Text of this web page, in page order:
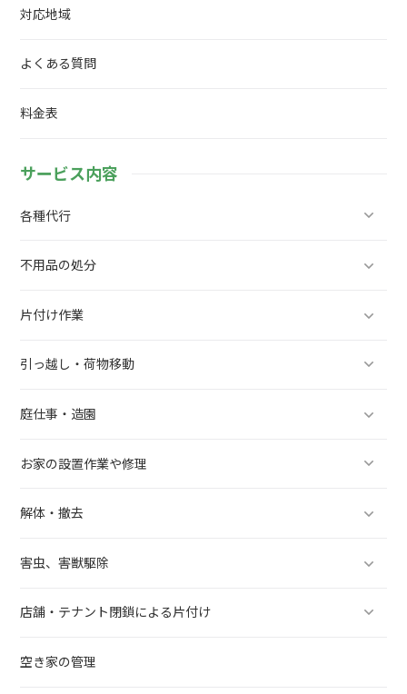
対応地域
よくある質問
料金表
サービス内容
各種代行
不用品の処分
片付け作業
引っ越し・荷物移動
庭仕事・造園
お家の設置作業や修理
解体・撤去
害虫、害獣駆除
店舗・テナント閉鎖による片付け
空き家の管理